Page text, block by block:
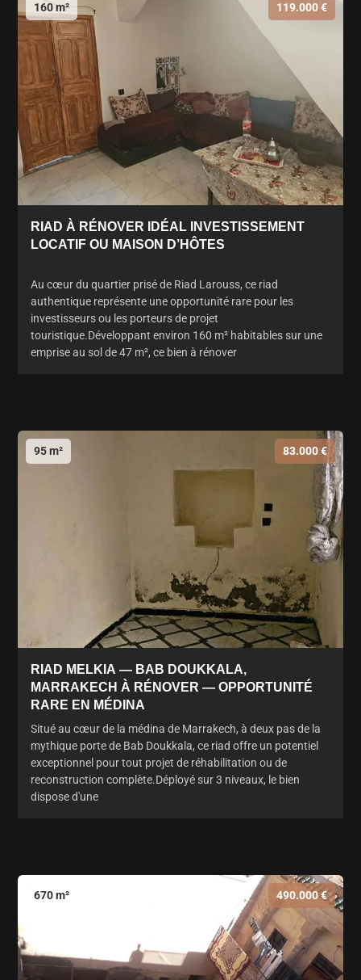
160 m² 119.000 €
RIAD À RÉNOVER IDÉAL INVESTISSEMENT
LOCATIF OU MAISON D’HÔTES
Au cœur du quartier prisé de Riad Larouss, ce riad
authentique représente une opportunité rare pour les
investisseurs ou les porteurs de projet
touristique.Développant environ 160 m² habitables sur une
emprise au sol de 47 m², ce bien à rénover
95 m² 83.000 €
RIAD MELKIA — BAB DOUKKALA,
MARRAKECH À RÉNOVER — OPPORTUNITÉ
RARE EN MÉDINA
Situé au cœur de la médina de Marrakech, à deux pas de la
mythique porte de Bab Doukkala, ce riad offre un potentiel
exceptionnel pour tout projet de réhabilitation ou de
reconstruction complète.Déployé sur 3 niveaux, le bien
dispose d'une
670 m² 490.000 €